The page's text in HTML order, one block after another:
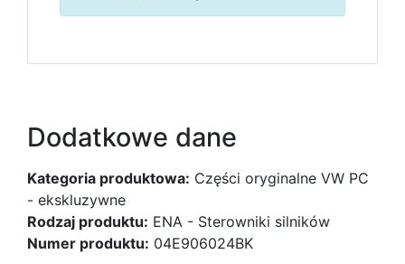
Dodatkowe dane
Kategoria produktowa: Części oryginalne VW PC
- ekskluzywne
Rodzaj produktu: ENA - Sterowniki silników
Numer produktu: 04E906024BK